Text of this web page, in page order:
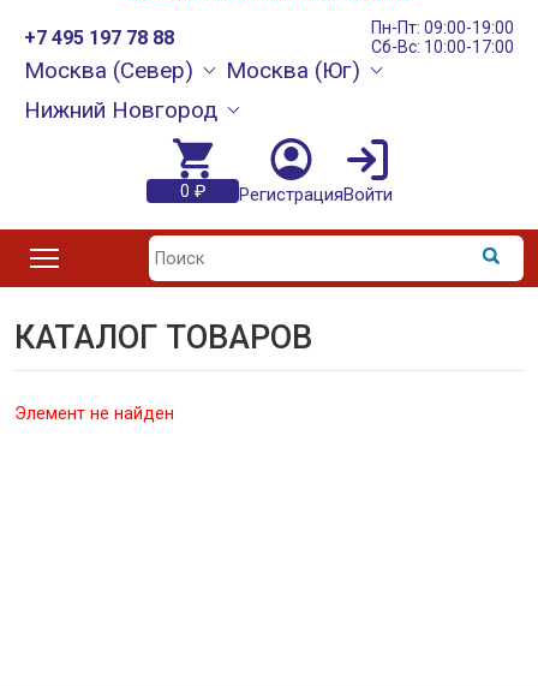
+7 495 197 78 88
Пн-Пт: 09:00-19:00
Сб-Вс: 10:00-17:00
Москва (Север)
Москва (Юг)
Нижний Новгород
0 ₽ РегистрацияВойти
КАТАЛОГ ТОВАРОВ
Элемент не найден